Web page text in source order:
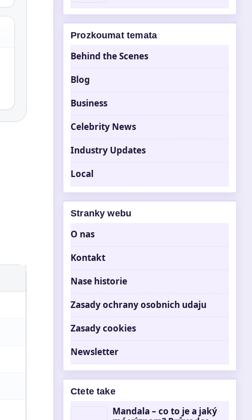
Prozkoumat temata
Behind the Scenes
Blog
Business
Celebrity News
Industry Updates
Local
Stranky webu
O nas
Kontakt
Nase historie
Zasady ochrany osobnich udaju
Zasady cookies
Newsletter
Ctete take
Mandala – co to je a jaký